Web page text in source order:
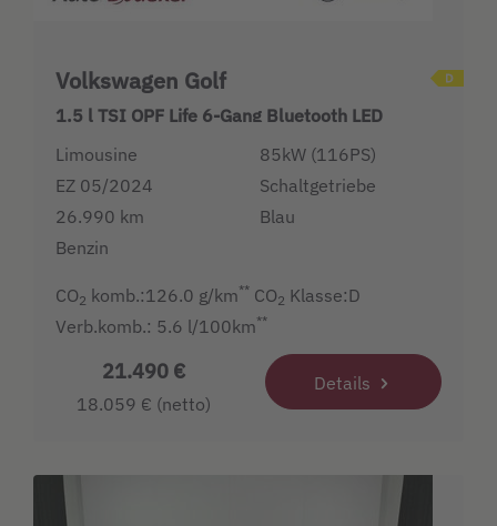
Volkswagen Golf
1.5 l TSI OPF Life 6-Gang Bluetooth LED
Limousine
EZ 05/2024
26.990 km
Benzin
85kW (116PS)
Schaltgetriebe
Blau
CO2 komb.:126.0 g/km** CO2 Klasse:D
Verb.komb.: 5.6 l/100km**
21.490 €
18.059 € (netto)
Details